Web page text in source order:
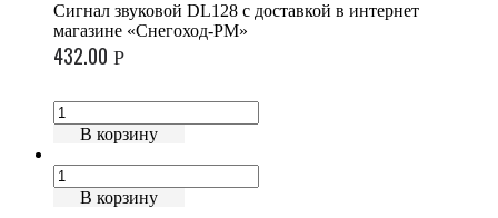
Сигнал звуковой DL128 с доставкой в интернет
магазине «Снегоход-РМ»
432.00 Р
В корзину
В корзину